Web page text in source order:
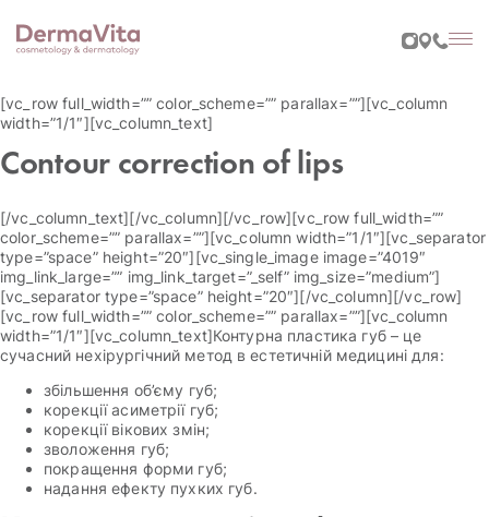
[vc_row full_width=”” color_scheme=”” parallax=””][vc_column
width=”1/1″][vc_column_text]
Contour correction of lips
[/vc_column_text][/vc_column][/vc_row][vc_row full_width=””
color_scheme=”” parallax=””][vc_column width=”1/1″][vc_separator
type=”space” height=”20″][vc_single_image image=”4019″
img_link_large=”” img_link_target=”_self” img_size=”medium”]
[vc_separator type=”space” height=”20″][/vc_column][/vc_row]
[vc_row full_width=”” color_scheme=”” parallax=””][vc_column
width=”1/1″][vc_column_text]Контурна пластика губ – це
сучасний нехірургічний метод в естетичній медицині для:
збільшення об’єму губ;
корекції асиметрії губ;
корекції вікових змін;
зволоження губ;
покращення форми губ;
надання ефекту пухких губ.